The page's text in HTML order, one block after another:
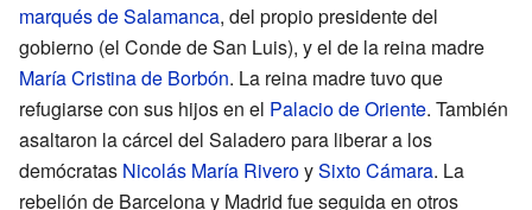
marqués de Salamanca, del propio presidente del
gobierno (el Conde de San Luis), y el de la reina madre
María Cristina de Borbón. La reina madre tuvo que
refugiarse con sus hijos en el Palacio de Oriente. También
asaltaron la cárcel del Saladero para liberar a los
demócratas Nicolás María RiveroySixto Cámara. La
rebelión de Barcelona y Madrid fue seguida en otros